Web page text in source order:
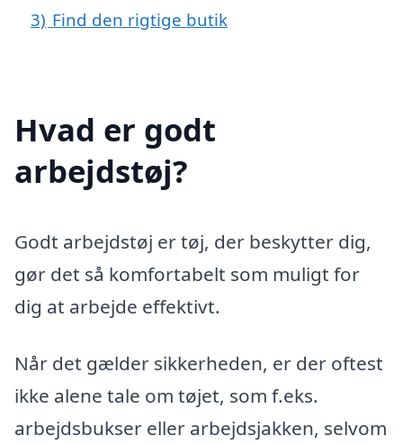
3) Find den rigtige butik
Hvad er godt
arbejdstøj?
Godt arbejdstøj er tøj, der beskytter dig,
gør det så komfortabelt som muligt for
dig at arbejde effektivt.
Når det gælder sikkerheden, er der oftest
ikke alene tale om tøjet, som f.eks.
arbejdsbukser eller arbejdsjakken, selvom